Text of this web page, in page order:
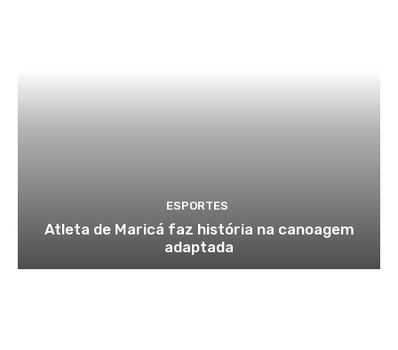
ESPORTES
Atleta de Maricá faz história na canoagem
adaptada